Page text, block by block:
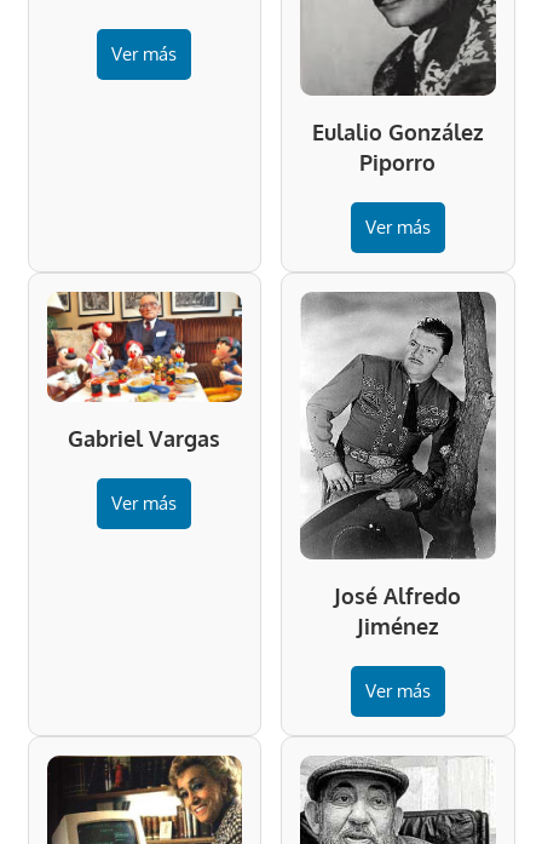
Ver más
Eulalio González
Piporro
Ver más
Gabriel Vargas
Ver más
José Alfredo
Jiménez
Ver más